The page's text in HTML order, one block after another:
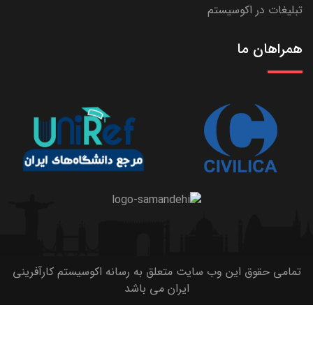
تبلیغات در اکوسیستم
همراهان ما
تمامی حقوق این وب سایت متعلق به رسانه اکوسیستم کارآفرینی
ایران می باشد